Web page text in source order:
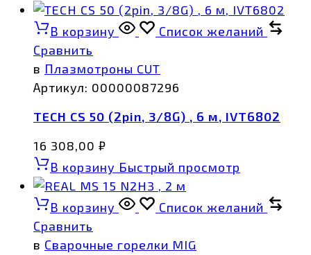
В корзину
Список желаний
Сравнить
в Плазмотроны CUT
Артикул: 00000087296
TECH CS 50 (2pin, 3/8G) , 6 м, IVT6802
16 308,00 ₽
В корзину Быстрый просмотр
В корзину
Список желаний
Сравнить
в Сварочные горелки MIG